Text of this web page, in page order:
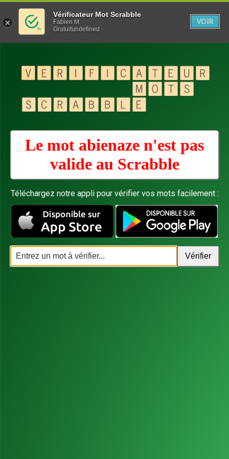
Le mot abienaze n'est pas
valide au Scrabble
Téléchargez notre appli pour vérifier vos mots facilement :
Vérificateur Mot Scrabble
Fabien M
Gratuitundefined
VOIR